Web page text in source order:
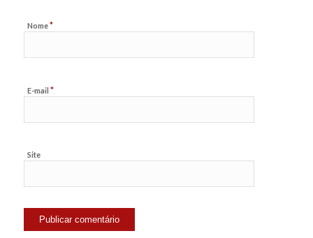
Nome*
E-mail *
Site